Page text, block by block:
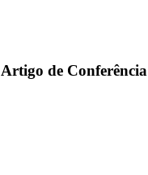
Artigo de Conferência